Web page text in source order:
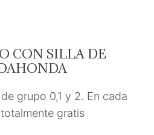
CON SILLA DE
grupo 0,1 y 2. En cada
gratis